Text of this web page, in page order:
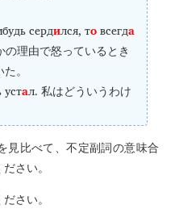
сердился, товсегда
の理由で怒っているとき
。
устал. 私はどういうわけ
見比べて、不定副詞の意味合
さい。
さい。